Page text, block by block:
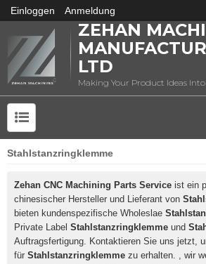
Einloggen Anmeldung
ZEHAN
LTD
Making Your Product Ideas
Stahlstanzringklemme
Zehan CNC Machining Parts Service ist ein
chinesischer Hersteller und Lieferant von
bieten kundenspezifische Wholeslae
Private Label Stahlstanzringklemme und
Auftragsfertigung. Kontaktieren Sie uns jetzt,
für Stahlstanzringklemme zu erhalten. , wir